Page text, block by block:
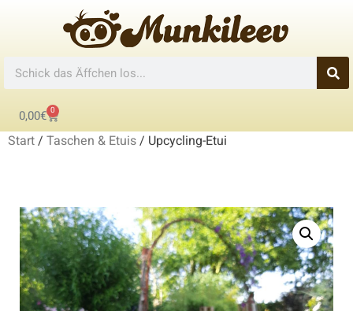
0,00€ 0
Start/ Taschen & Etuis/ Upcycling-Etui